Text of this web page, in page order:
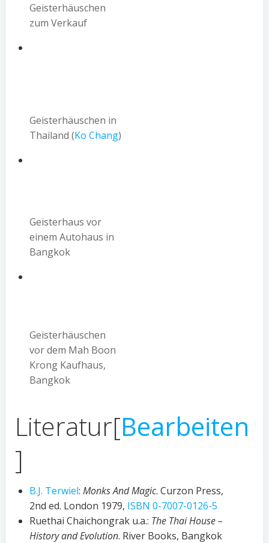
Geisterhäuschen
zum Verkauf
Geisterhäuschen in
Thailand (Ko Chang)
Geisterhaus vor
einem Autohaus in
Bangkok
Geisterhäuschen
vor dem Mah Boon
Krong Kaufhaus,
Bangkok
Literatur[Bearbeiten
]
B.J. Terwiel: Monks And Magic. Curzon Press,
2nd ed. London 1979, ISBN 0-7007-0126-5
Ruethai Chaichongrak u.a.: The Thai House –
History and Evolution. River Books, Bangkok